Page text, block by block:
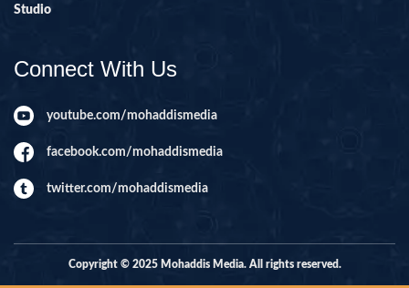
Studio
Connect With Us
youtube.com/mohaddismedia
facebook.com/mohaddismedia
twitter.com/mohaddismedia
Copyright © 2025 Mohaddis Media. All rights reserved.